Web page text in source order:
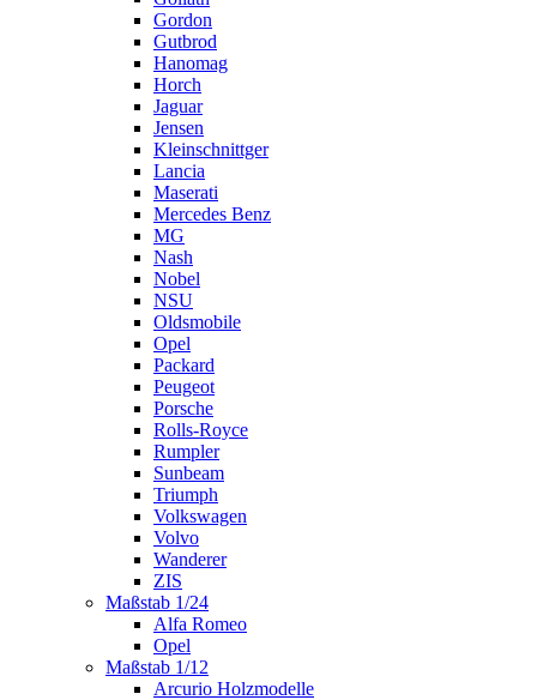
Gordon
Gutbrod
Hanomag
Horch
Jaguar
Jensen
Kleinschnittger
Lancia
Maserati
Mercedes Benz
MG
Nash
Nobel
NSU
Oldsmobile
Opel
Packard
Peugeot
Porsche
Rolls-Royce
Rumpler
Sunbeam
Triumph
Volkswagen
Volvo
Wanderer
ZIS
Maßstab 1/24
Alfa Romeo
Opel
Maßstab 1/12
Arcurio Holzmodelle